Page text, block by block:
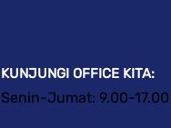
KUNJUNGI OFFICE KITA:
Senin-Jumat: 9.00-17.00